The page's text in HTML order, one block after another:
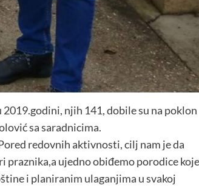
njih 141, dobile su na poklon
sa saradnicima.
redovnih aktivnosti, cilj nam je da
praznika,a ujedno obiđemo porodice koje
i planiranim ulaganjima u svakoj